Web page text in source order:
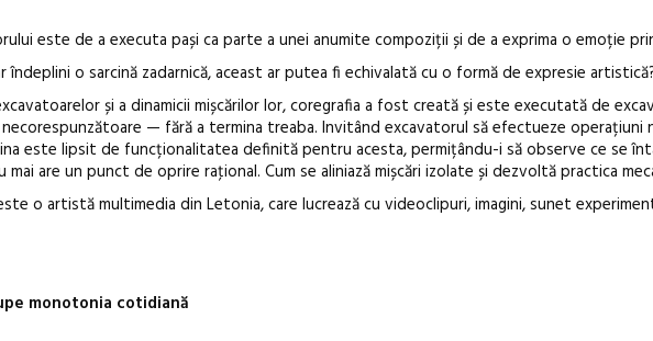
este de a executa pași ca parte a unei anumite compoziții și de a exprima o emoție
îndeplini o sarcină zadarnică, aceast ar putea fi echivalată cu o formă de expresie
și a dinamicii mișcărilor lor, coregrafia a fost creată și este executată de
necorespunzătoare — fără a termina treaba. Invitând excavatorul să efectueze
este lipsit de funcționalitatea definită pentru acesta, permițându-i să observe ce se
mai are un punct de oprire raţional. Cum se aliniază mișcări izolate și dezvoltă practica
o artistă multimedia din Letonia, care lucrează cu videoclipuri, imagini, sunet
monotonia cotidiană